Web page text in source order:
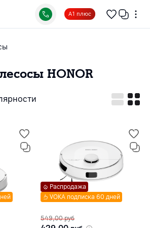
А1 плюс
HONOR
VOKA подписка 60 дней
Распродажа
549,00 руб